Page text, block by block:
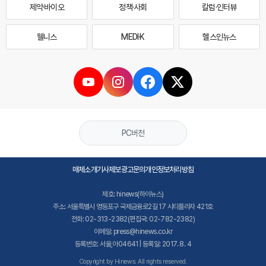
제약·바이오 정책·사회 칼럼·인터뷰
웰니스 MEDI·K 헬스인뉴스
PC버전
매체소개기사제보광고문의개인정보처리방침
제호: hinews(하이뉴스)
주소: 서울특별시 영등포구 국제금융로2길 17 시티플라자 421호
전화: 02-313-2382(편집국: 02-782-2382)
이메일: press@hinews.co.kr
등록번호: 서울,아04641 | 등록일: 2017. 8. 4
Copyright by Hinews. All rights reserved.